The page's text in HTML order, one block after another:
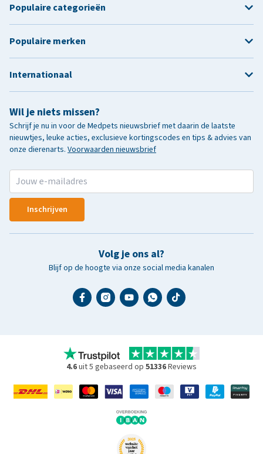
Wil je niets missen?
Schrijf je nu in voor de Medpets nieuwsbrief met daarin de laatste
nieuwtjes, leuke acties, exclusieve kortingscodes en tips & advies van
onze dierenarts. Voorwaarden nieuwsbrief
Inschrijven
Volg je ons al?
Blijf op de hoogte via onze social media kanalen
Populaire categorieën
Populaire merken
Internationaal
4.6uit 5 gebaseerd op 51336Reviews